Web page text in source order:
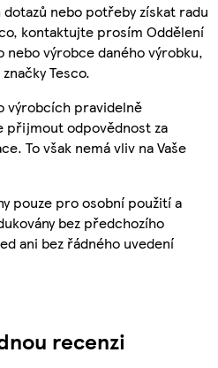
nebo potřeby získat radu
kontaktujte prosím Oddělení
nebo výrobce daného výrobku,
Tesco.
výrobcích pravidelně
přijmout odpovědnost za
To však nemá vliv na Vaše
pouze pro osobní použití a
bez předchozího
ani bez řádného uvedení
recenzi